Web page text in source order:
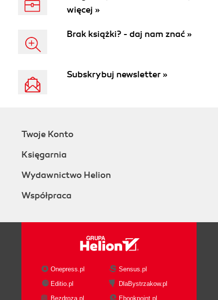
więcej »
Brak książki? - daj nam znać »
Subskrybuj newsletter »
Twoje Konto
Księgarnia
Wydawnictwo Helion
Współpraca
Onepress.pl
Sensus.pl
Editio.pl
DlaBystrzakow.pl
Bezdroza.pl
Ebookpoint.pl